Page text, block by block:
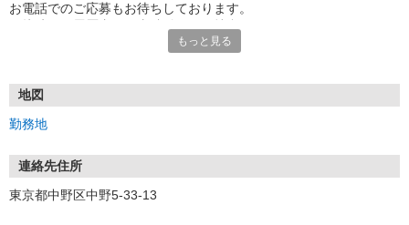
お電話でのご応募もお待ちしております。
もっと見る
地図
勤務地
連絡先住所
東京都中野区中野5-33-13